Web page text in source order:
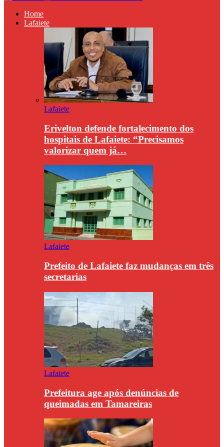
Home
Lafaiete
Lafaiete
Erivelton defende fortalecimento dos
hospitais de Lafaiete: “Precisamos
valorizar quem já…
Lafaiete
Prefeito de Lafaiete faz mudanças em três
secretarias
Lafaiete
Prefeitura age após denúncias de
queimadas em Tamareiras